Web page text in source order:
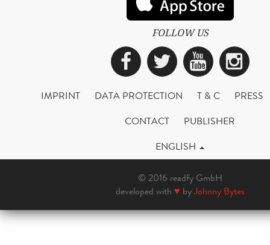
FOLLOW US
Facebook
Twitter
IMPRINT DATA PROTECTION T & C
PRESS
CONTACT
PUBLISHER
ENGLISH
© 2016 readfy GmbH
developed with ♥ byJohnny Bytes